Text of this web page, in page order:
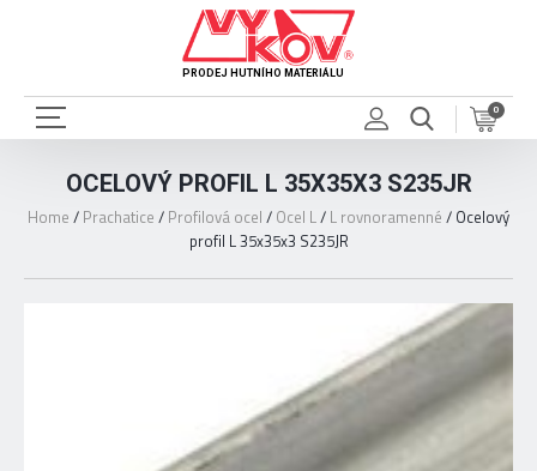
PRODEJ HUTNÍHO MATERIÁLU
0
OCELOVÝ PROFIL L 35X35X3 S235JR
Home / Prachatice / Profilová ocel / Ocel L/ L rovnoramenné / Ocelový
profil L 35x35x3 S235JR